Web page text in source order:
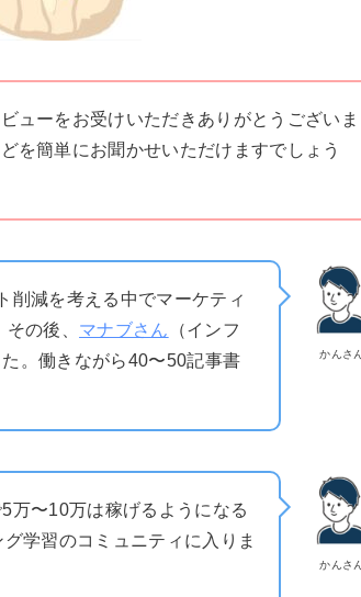
ューをお受けいただきありがとうございま
を簡単にお聞かせいただけますでしょう
かんさん
削減を考える中でマーケティ
の後、 マナブさん （インフ
。働きながら40〜50記事書
かんさん
万〜10万は稼げるようになる
学習のコミュニティに入りま